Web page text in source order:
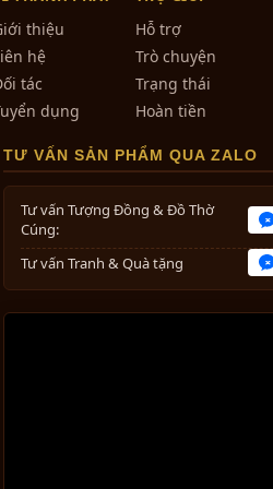
thiệu
hệ
tác
dụng
Hỗ trợ
Trò chuyện
Trạng thái
Hoàn tiền
TƯ VẤN SẢN PHẨM QUA ZALO
Tư vấn Tượng Đồng & Đồ Thờ
Cúng:
Tư vấn Tranh & Quà tặng